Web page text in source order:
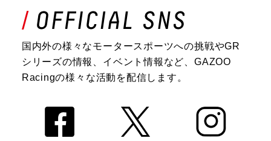
国内外の様々なモータースポーツへの挑戦やGR
シリーズの情報、イベント情報など、GAZOO
Racingの様々な活動を配信します。